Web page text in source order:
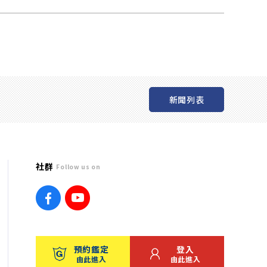
新聞列表
社群 Follow us on
預約鑑定
由此進入
登入
由此進入